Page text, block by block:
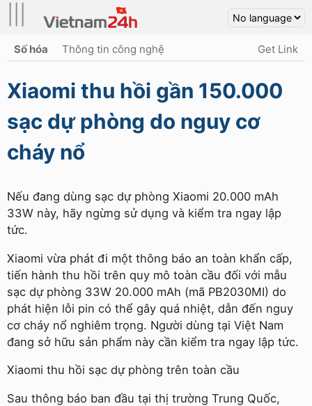
Số hóa Thông tin công nghệ Get Link
Xiaomi thu hồi gần 150.000
sạc dự phòng do nguy cơ
cháy nổ
Nếu đang dùng sạc dự phòng Xiaomi 20.000 mAh
33W này, hãy ngừng sử dụng và kiểm tra ngay lập
tức.
Xiaomi vừa phát đi một thông báo an toàn khẩn cấp,
tiến hành thu hồi trên quy mô toàn cầu đối với mẫu
sạc dự phòng 33W 20.000 mAh (mã PB2030MI) do
phát hiện lỗi pin có thể gây quá nhiệt, dẫn đến nguy
cơ cháy nổ nghiêm trọng. Người dùng tại Việt Nam
đang sở hữu sản phẩm này cần kiểm tra ngay lập tức.
Xiaomi thu hồi sạc dự phòng trên toàn cầu
Sau thông báo ban đầu tại thị trường Trung Quốc,